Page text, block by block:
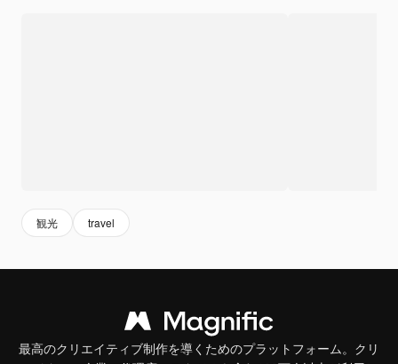
観光 travel
最高のクリエイティブ制作を導くためのプラットフォーム。クリ